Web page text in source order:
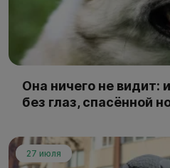
Она ничего не видит:
без глаз, спасённой
27 июля